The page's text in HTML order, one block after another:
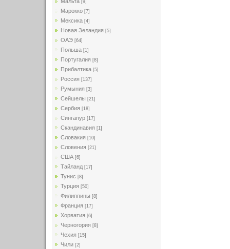
[9]
Марокко [7]
Мексика [4]
Новая Зеландия [5]
ОАЭ [64]
Польша [1]
Португалия [8]
Прибалтика [5]
Россия [137]
Румыния [3]
Сейшелы [21]
Сербия [18]
Сингапур [17]
Скандинавия [1]
Словакия [10]
Словения [21]
США [6]
Тайланд [17]
Тунис [8]
Турция [50]
Филиппины [8]
Франция [17]
Хорватия [6]
Черногория [8]
Чехия [15]
Чили [2]